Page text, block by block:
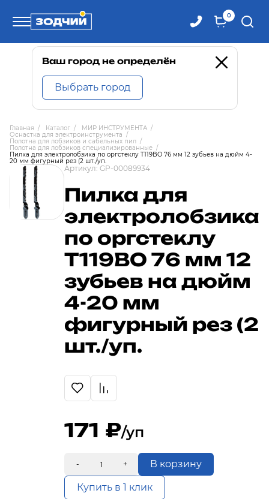
0
Телефоны
8 800 100-71-71
8 (4242) 30-00-27
8 (4242) 30-00-72
Ваш город не определён
Выбрать город
Главная / Каталог / МИР ИНСТРУМЕНТА /
Оснастка для электроинструмента /
Полотна для лобзиков и сабельных пил /
Полотна для лобзиков специализированные /
Пилка для электролобзика по оргстеклу T119BO 76 мм 12 зубьев на дюйм 4-
20 мм фигурный рез (2 шт./уп.
Артикул: GP-00089934
Пилка для
электролобзика
по оргстеклу
T119BO 76 мм 12
зубьев на дюйм
4-20 мм
фигурный рез (2
шт./уп.
171 /уп
- + В корзину
Купить в 1 клик